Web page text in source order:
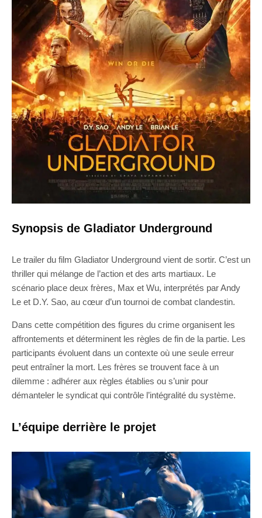
Synopsis de Gladiator Underground
Le trailer du film Gladiator Underground vient de sortir. C’est un
thriller qui mélange de l’action et des arts martiaux. Le
scénario place deux frères, Max et Wu, interprétés par Andy
Le et D.Y. Sao, au cœur d’un tournoi de combat clandestin.
Dans cette compétition des figures du crime organisent les
affrontements et déterminent les règles de fin de la partie. Les
participants évoluent dans un contexte où une seule erreur
peut entraîner la mort. Les frères se trouvent face à un
dilemme : adhérer aux règles établies ou s’unir pour
démanteler le syndicat qui contrôle l’intégralité du système.
L’équipe derrière le projet